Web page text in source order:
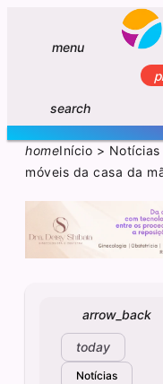
menu
search
homeInício > Notícias
móveis da casa da
arrow_back
today
Notícias